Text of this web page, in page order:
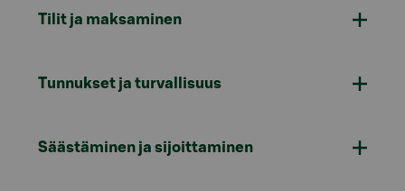
Tilit ja maksaminen
Tunnukset ja turvallisuus
Säästäminen ja sijoittaminen